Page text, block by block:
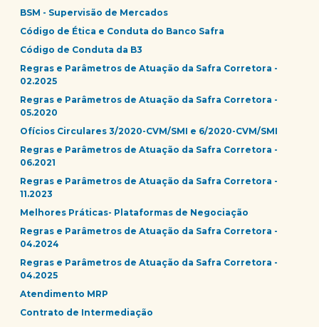
BSM - Supervisão de Mercados
Código de Ética e Conduta do Banco Safra
Código de Conduta da B3
Regras e Parâmetros de Atuação da Safra Corretora -
02.2025
Regras e Parâmetros de Atuação da Safra Corretora -
05.2020
Ofícios Circulares 3/2020-CVM/SMI e 6/2020-CVM/SMI
Regras e Parâmetros de Atuação da Safra Corretora -
06.2021
Regras e Parâmetros de Atuação da Safra Corretora -
11.2023
Melhores Práticas- Plataformas de Negociação
Regras e Parâmetros de Atuação da Safra Corretora -
04.2024
Regras e Parâmetros de Atuação da Safra Corretora -
04.2025
Atendimento MRP
Contrato de Intermediação